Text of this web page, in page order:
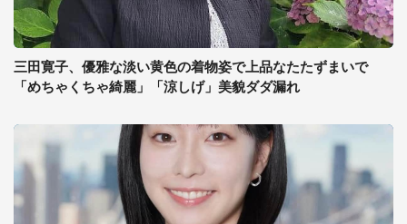
三田寛子、優雅な淡い黄色の着物姿で上品なたたずまいで
「めちゃくちゃ綺麗」「涼しげ」美貌ダダ漏れ